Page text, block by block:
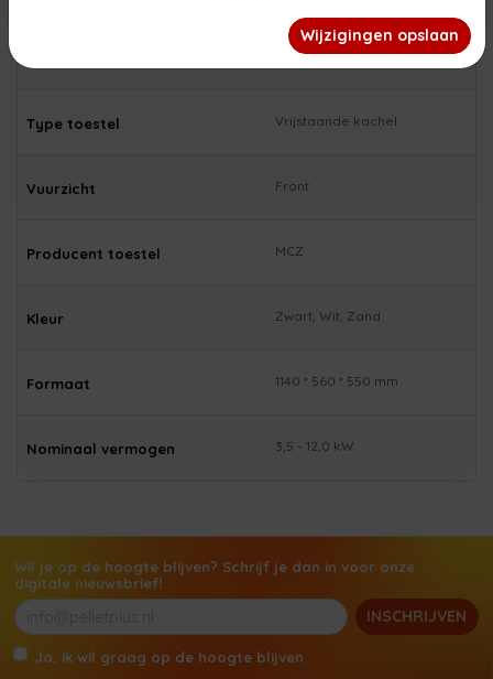
Airplus pelletkachel
Type toestel Vrijstaande kachel
Vuurzicht Front
Producent toestel MCZ
Kleur Zwart, Wit, Zand
Formaat 1140 * 560 * 550 mm
Nominaal vermogen 3,5 - 12,0 kW
Wil je op de hoogte blijven? Schrijf je dan in voor onze
digitale nieuwsbrief!
INSCHRIJVEN
Ja, ik wil graag op de hoogte blijven
afspraak geopend. Wij wensen jullie een fijne zomer!
Wijzigingen opslaan